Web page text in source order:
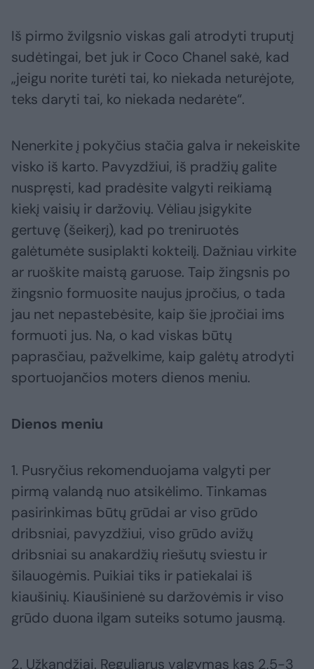
Iš pirmo žvilgsnio viskas gali atrodyti truputį
sudėtingai, bet juk ir Coco Chanel sakė, kad
„jeigu norite turėti tai, ko niekada neturėjote,
teks daryti tai, ko niekada nedarėte“.
Nenerkite į pokyčius stačia galva ir nekeiskite
visko iš karto. Pavyzdžiui, iš pradžių galite
nuspręsti, kad pradėsite valgyti reikiamą
kiekį vaisių ir daržovių. Vėliau įsigykite
gertuvę (šeikerį), kad po treniruotės
galėtumėte susiplakti kokteilį. Dažniau virkite
ar ruoškite maistą garuose. Taip žingsnis po
žingsnio formuosite naujus įpročius, o tada
jau net nepastebėsite, kaip šie įpročiai ims
formuoti jus. Na, o kad viskas būtų
paprasčiau, pažvelkime, kaip galėtų atrodyti
sportuojančios moters dienos meniu.
Dienos meniu
1. Pusryčius rekomenduojama valgyti per
pirmą valandą nuo atsikėlimo. Tinkamas
pasirinkimas būtų grūdai ar viso grūdo
dribsniai, pavyzdžiui, viso grūdo avižų
dribsniai su anakardžių riešutų sviestu ir
šilauogėmis. Puikiai tiks ir patiekalai iš
kiaušinių. Kiaušinienė su daržovėmis ir viso
grūdo duona ilgam suteiks sotumo jausmą.
2. Užkandžiai. Reguliarus valgymas kas 2,5-3